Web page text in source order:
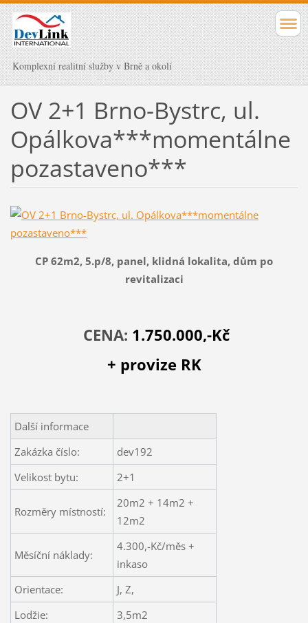
Komplexní realitní služby v Brně a okolí
OV 2+1 Brno-Bystrc, ul.
Opálkova***momentálne
pozastaveno***
CP 62m2, 5.p/8, panel, klidná lokalita, dům po
revitalizaci
CENA: 1.750.000,-Kč
+ provize RK
Další informace
Zakázka číslo:
dev192
Velikost bytu:
2+1
Rozměry místností:
20m2 + 14m2 +
12m2
Měsíční náklady:
4.300,-Kč/měs +
inkaso
Orientace:
J, Z,
Lodžie:
3,5m2